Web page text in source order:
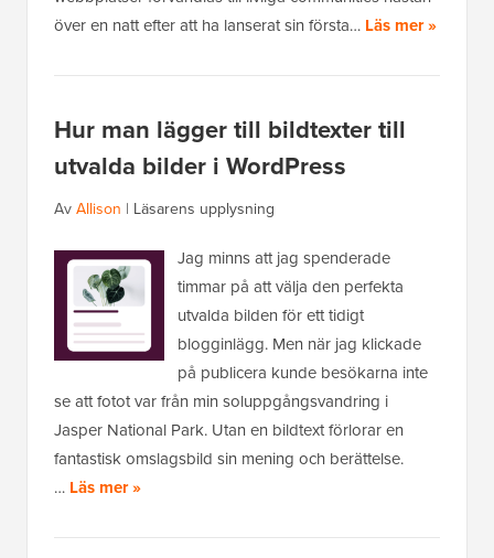
över en natt efter att ha lanserat sin första… Läs mer »
Hur man lägger till bildtexter till
utvalda bilder i WordPress
AvAllison | Läsarens upplysning
Jag minns att jag spenderade
timmar på att välja den perfekta
utvalda bilden för ett tidigt
blogginlägg. Men när jag klickade
på publicera kunde besökarna inte
se att fotot var från min soluppgångsvandring i
Jasper National Park. Utan en bildtext förlorar en
fantastisk omslagsbild sin mening och berättelse.
… Läs mer »